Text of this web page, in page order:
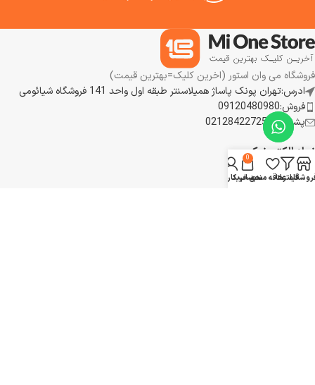
فروشگاه می وان استور (اخرین کلیک=بهترین قیمت)
ادرس:تهران پونک پاساژ همیلاسنتر طبقه اول واحد 141 فروشگاه شیائومی
فروش:09120480980
پشتیبانی:02128422725
نماد الکترونیکی
فیلترهاعلاقه مندی
0
سبد خرید
حساب کاربری من